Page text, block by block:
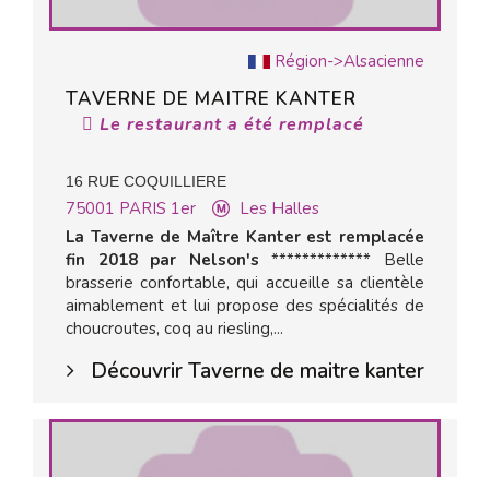
Région->Alsacienne
TAVERNE DE MAITRE KANTER
Le restaurant a été remplacé
16 RUE COQUILLIERE
75001 PARIS 1er
Les Halles
La Taverne de Maître Kanter est remplacée
fin 2018 par Nelson's ************* Belle
brasserie confortable, qui accueille sa clientèle
aimablement et lui propose des spécialités de
choucroutes, coq au riesling,...
Découvrir Taverne de maitre kanter